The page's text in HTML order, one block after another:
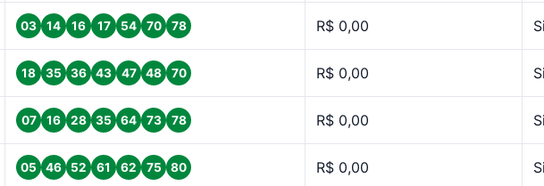
03 14 16 17 54 70 78 R$ 0,00
18 35 36 43 47 48 70 R$ 0,00
07 16 28 35 64 73 78 R$ 0,00
05 46 52 61 62 75 80 R$ 0,00